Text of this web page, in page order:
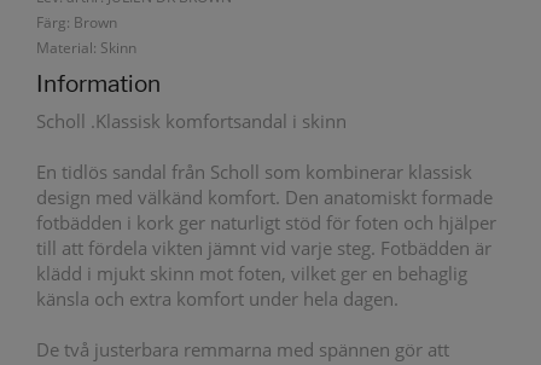
Färg: Brown
Material: Skinn
Information
Scholl .Klassisk komfortsandal i skinn
En tidlös sandal från Scholl som kombinerar klassisk
design med välkänd komfort. Den anatomiskt formade
fotbädden i kork ger naturligt stöd för foten och hjälper
till att fördela vikten jämnt vid varje steg. Fotbädden är
klädd i mjukt skinn mot foten, vilket ger en behaglig
känsla och extra komfort under hela dagen.
De två justerbara remmarna med spännen gör att